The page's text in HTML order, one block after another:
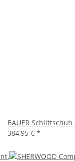
BAUER
384,95 € *